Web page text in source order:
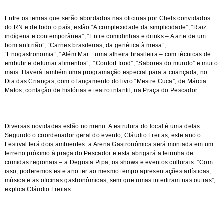
Entre os temas que serão abordados nas oficinas por Chefs convidados
do RN e de todo o país, estão “A complexidade da simplicidade”, “Raiz
indígena e contemporânea”, “Entre comidinhas e drinks – A arte de um
bom anfitrião”, “Carnes brasileiras, da genética à mesa”,
“Enogastronomia”, “Além Mar…uma alheira brasileira – com técnicas de
embutir e defumar alimentos”, “Confort food”, “Sabores do mundo” e muito
mais. Haverá também uma programação especial para a criançada, no
Dia das Crianças, com o lançamento do livro “Mestre Cuca”, de Márcia
Matos, contação de histórias e teatro infantil, na Praça do Pescador.
Diversas novidades estão no menu. A estrutura do local é uma delas.
Segundo o coordenador geral do evento, Cláudio Freitas, este ano o
Festival terá dois ambientes: a Arena Gastronômica será montada em um
terreno próximo à praça do Pescador e esta abrigará a feirinha de
comidas regionais – a Degusta Pipa, os shows e eventos culturais. “Com
isso, poderemos este ano ter ao mesmo tempo apresentações artísticas,
música e as oficinas gastronômicas, sem que umas interfiram nas outras”,
explica Cláudio Freitas.